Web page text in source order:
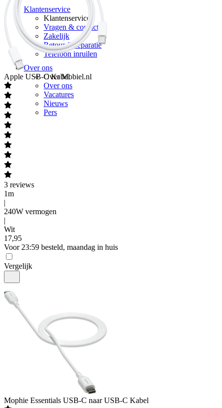
Klantenservice
Klantenservice
Vragen & contact
Zakelijk
Retour & reparatie
Telefoon inruilen
Over ons
Over Mobiel.nl
Over ons
Vacatures
Nieuws
Pers
Apple USB-C Kabel
3 reviews
1m
|
240W vermogen
|
Wit
17,95
Voor 23:59 besteld, maandag in huis
Vergelijk
Mophie Essentials USB-C naar USB-C Kabel